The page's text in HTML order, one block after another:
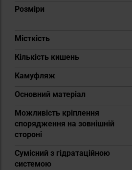
Розміри
Місткість
Кількість кишень
Камуфляж
Основний матеріал
Можливість кріплення
спорядження на зовнішній
стороні
Сумісний з гідратаційною
системою